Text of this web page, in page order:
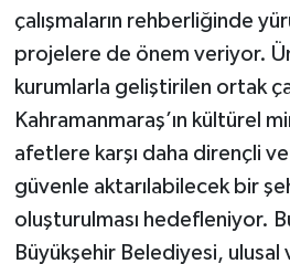
çalışmaların rehberliğinde
projelere de önem veriyor.
kurumlarla geliştirilen ortak
Kahramanmaraş’ın kültürel
afetlere karşı daha dirençli
güvenle aktarılabilecek bir
oluşturulması hedefleniyor.
Büyükşehir Belediyesi, ulusal